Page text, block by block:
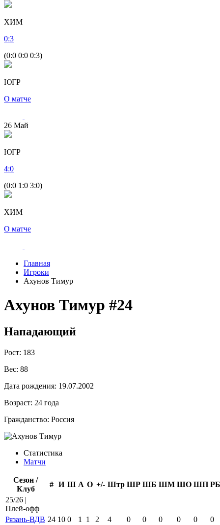
ХИМ
0:3
(0:0 0:0 0:3)
ЮГР
О матче
26 Май
ЮГР
4:0
(0:0 1:0 3:0)
ХИМ
О матче
Главная
Игроки
Ахунов Тимур
Ахунов Тимур #24
Нападающий
Рост: 183
Вес: 88
Дата рождения: 19.07.2002
Возраст: 24 года
Гражданство: Россия
Статистика
Матчи
Сезон /
Клуб
# И Ш А О +/- Штр ШР ШБ ШМ ШО ШП РБ
25/26 |
Плей-офф
Рязань-ВДВ 24 10 0 1 1 2 4 0 0 0 0 0
0